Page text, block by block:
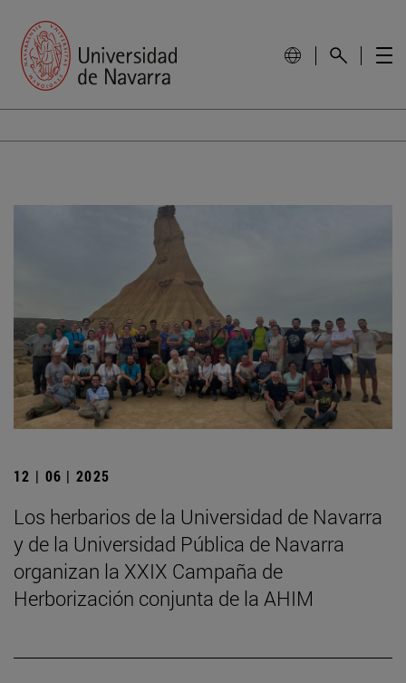
12 | 06 | 2025
Los herbarios de la Universidad de Navarra
y de la Universidad Pública de Navarra
organizan la XXIX Campaña de
Herborización conjunta de la AHIM